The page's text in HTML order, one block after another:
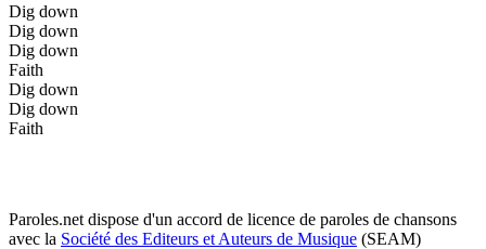
Dig down
Dig down
Dig down
Faith
Dig down
Dig down
Faith
Paroles.net dispose d'un accord de licence de paroles de chansons
avec la Société des Editeurs et Auteurs de Musique (SEAM)